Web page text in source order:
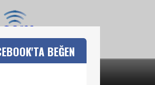
BEĞEN